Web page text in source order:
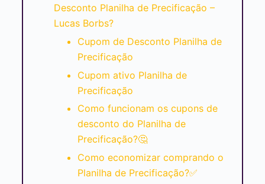
Desconto Planilha de Precificação –
Lucas Borbs?
Cupom de Desconto Planilha de
Precificação
Cupom ativo Planilha de
Precificação
Como funcionam os cupons de
desconto do Planilha de
Precificação?🤔
Como economizar comprando o
Planilha de Precificação?✅